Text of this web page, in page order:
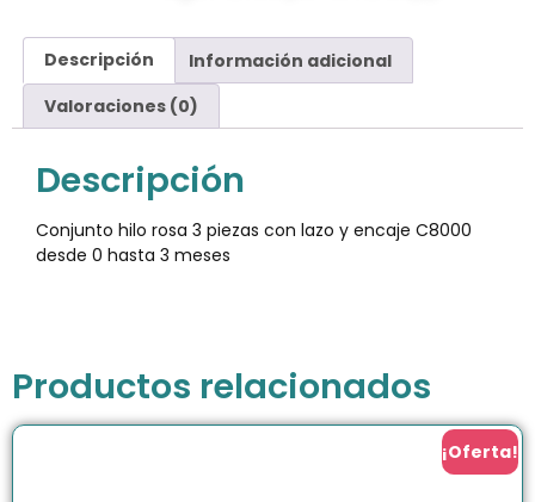
Descripción
Información adicional
Valoraciones (0)
Descripción
Conjunto hilo rosa 3 piezas con lazo y encaje C8000
desde 0 hasta 3 meses
Productos relacionados
¡Oferta!